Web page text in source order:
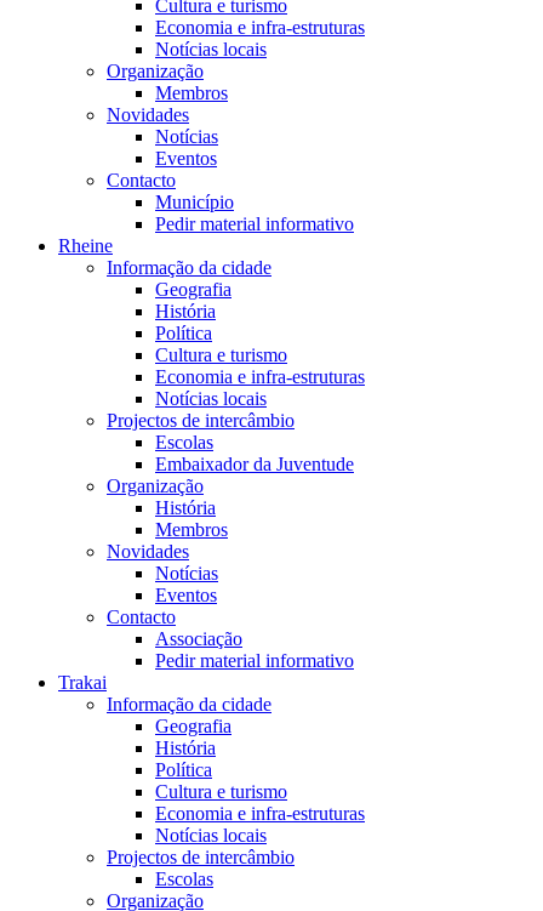
Cultura e turismo
Economia e infra-estruturas
Notícias locais
Organização
Membros
Novidades
Notícias
Eventos
Contacto
Município
Pedir material informativo
Rheine
Informação da cidade
Geografia
História
Política
Cultura e turismo
Economia e infra-estruturas
Notícias locais
Projectos de intercâmbio
Escolas
Embaixador da Juventude
Organização
História
Membros
Novidades
Notícias
Eventos
Contacto
Associação
Pedir material informativo
Trakai
Informação da cidade
Geografia
História
Política
Cultura e turismo
Economia e infra-estruturas
Notícias locais
Projectos de intercâmbio
Escolas
Organização